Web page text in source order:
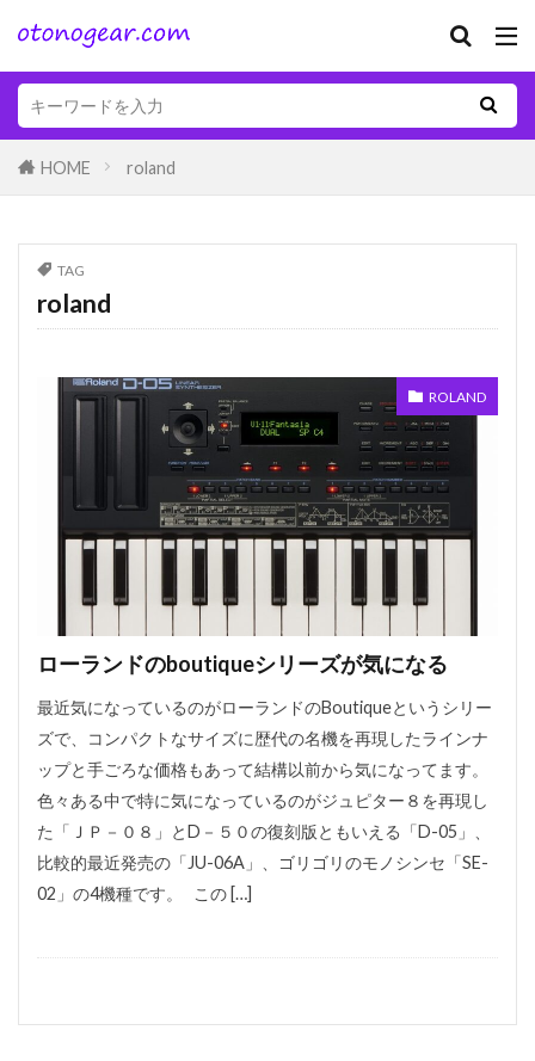
HOME roland
TAG
roland
ROLAND
ローランドのboutiqueシリーズが気になる
最近気になっているのがローランドのBoutiqueというシリー
ズで、コンパクトなサイズに歴代の名機を再現したラインナ
ップと手ごろな価格もあって結構以前から気になってます。
色々ある中で特に気になっているのがジュピター８を再現し
た「ＪＰ－０８」とD－５０の復刻版ともいえる「D-05」、
比較的最近発売の「JU-06A」、ゴリゴリのモノシンセ「SE-
02」の4機種です。 この […]